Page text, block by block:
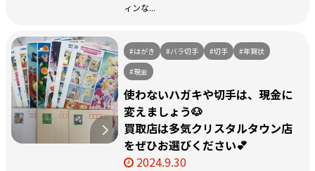
ィンな...
#はがき #バラ切手 #切手
#年賀状
#現金
使わないハガキや切手は、現金に
変えましょう🐶
買取店は多気クリスタルタウン店
をぜひお選びください💕
2024.9.30